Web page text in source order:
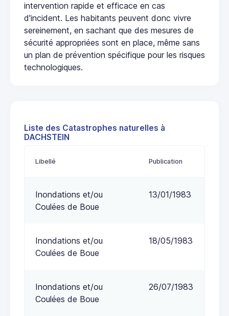
intervention rapide et efficace en cas
d'incident. Les habitants peuvent donc vivre
sereinement, en sachant que des mesures de
sécurité appropriées sont en place, même sans
un plan de prévention spécifique pour les risques
technologiques.
Liste des Catastrophes naturelles à
DACHSTEIN
Libellé Publication
Inondations et/ou
Coulées de Boue
13/01/1983
Inondations et/ou
Coulées de Boue
18/05/1983
Inondations et/ou
Coulées de Boue
26/07/1983